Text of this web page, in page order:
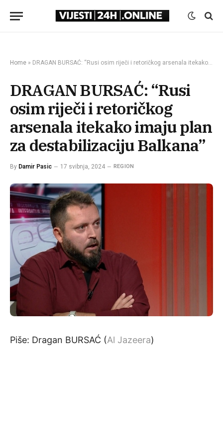
Home » DRAGAN BURSAĆ: “Rusi osim riječi i retoričkog arsenala itekako imaju plan za destabilizaciju Balkana”
DRAGAN BURSAĆ: “Rusi
osim riječi i retoričkog
arsenala itekako imaju plan
za destabilizaciju Balkana”
By Damir Pasic 17 svibnja, 2024 REGION
Piše: Dragan BURSAĆ (Al Jazeera)